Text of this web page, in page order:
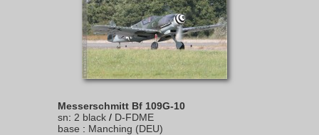
Messerschmitt Bf 109G-10
sn: 2 black / D-FDME
base : Manching (DEU)